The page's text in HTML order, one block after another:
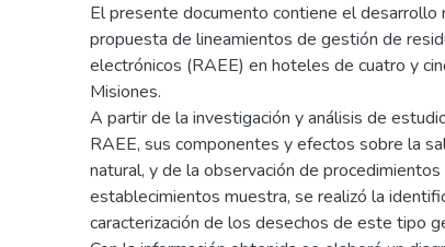
El presente documento contiene el desarrollo
propuesta de lineamientos de gestión de
electrónicos (RAEE) en hoteles de cuatro y
Misiones.
A partir de la investigación y análisis de
RAEE, sus componentes y efectos sobre la
natural, y de la observación de
establecimientos muestra, se realizó la
caracterización de los desechos de este tipo